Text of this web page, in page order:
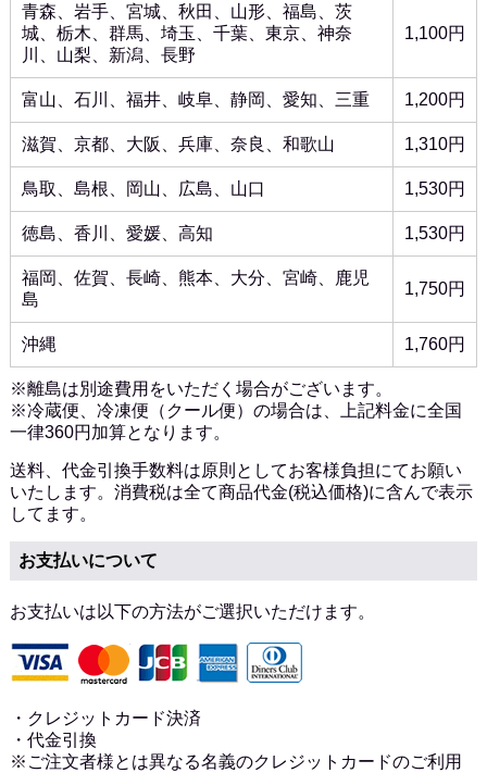
青森、岩手、宮城、秋田、山形、福島、茨
城、栃木、群馬、埼玉、千葉、東京、神奈
川、山梨、新潟、長野
1,100円
富山、石川、福井、岐阜、静岡、愛知、三重 1,200円
滋賀、京都、大阪、兵庫、奈良、和歌山 1,310円
鳥取、島根、岡山、広島、山口 1,530円
徳島、香川、愛媛、高知 1,530円
福岡、佐賀、長崎、熊本、大分、宮崎、鹿児
島
1,750円
沖縄 1,760円
※離島は別途費用をいただく場合がございます。
※冷蔵便、冷凍便（クール便）の場合は、上記料金に全国
一律360円加算となります。
送料、代金引換手数料は原則としてお客様負担にてお願い
いたします。消費税は全て商品代金(税込価格)に含んで表示
してます。
お支払いについて
お支払いは以下の方法がご選択いただけます。
・クレジットカード決済
・代金引換
※ご注文者様とは異なる名義のクレジットカードのご利用